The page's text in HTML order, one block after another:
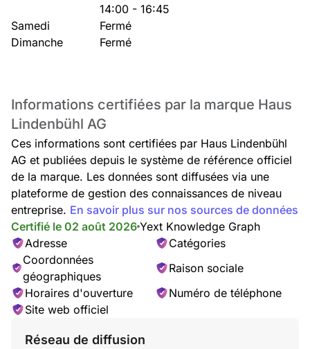
14:00 - 16:45
Samedi
Fermé
Dimanche
Fermé
Informations certifiées par la marque Haus
Lindenbühl AG
Ces informations sont certifiées par Haus Lindenbühl
AG et publiées depuis le système de référence officiel
de la marque. Les données sont diffusées via une
plateforme de gestion des connaissances de niveau
entreprise. En savoir plus sur nos sources de données
Certifié le 02 août 2026 Yext Knowledge Graph
Adresse
Catégories
Coordonnées
géographiques
Raison sociale
Horaires d'ouverture
Numéro de téléphone
Site web officiel
Réseau de diffusion